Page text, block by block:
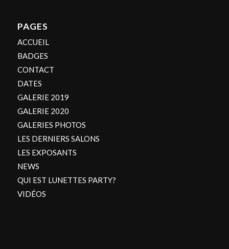
PAGES
ACCUEIL
BADGES
CONTACT
DATES
GALERIE 2019
GALERIE 2020
GALERIES PHOTOS
LES DERNIERS SALONS
LES EXPOSANTS
NEWS
QUI EST LUNETTES PARTY?
VIDÉOS